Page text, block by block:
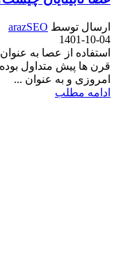
ارسال توسط arazSEO
1401-10-04
استفاده از عصا به
قرن ها پیش متداول
امروزی و به عنوان ...
ادامه مطلب